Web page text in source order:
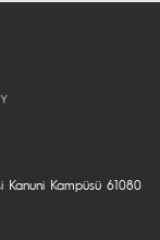
Kanuni Kampüsü 61080